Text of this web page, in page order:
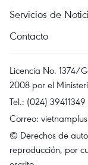
Servicios de
Contacto
Licencia No. 1374/
2008 por el
Tel.: (024)
Correo:
© Derechos de
reproducción, por